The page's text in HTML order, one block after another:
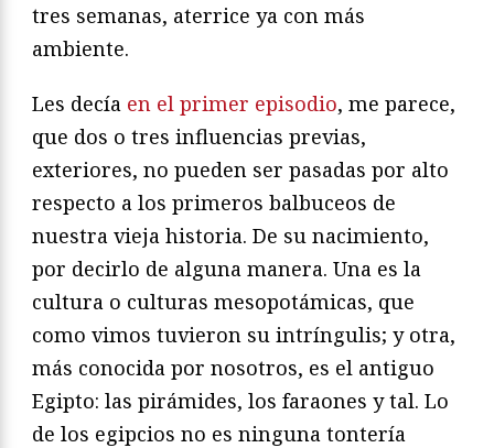
tres semanas, aterrice ya con más
ambiente.
Les decía en el primer episodio, me parece,
que dos o tres influencias previas,
exteriores, no pueden ser pasadas por alto
respecto a los primeros balbuceos de
nuestra vieja historia. De su nacimiento,
por decirlo de alguna manera. Una es la
cultura o culturas mesopotámicas, que
como vimos tuvieron su intríngulis; y otra,
más conocida por nosotros, es el antiguo
Egipto: las pirámides, los faraones y tal. Lo
de los egipcios no es ninguna tontería